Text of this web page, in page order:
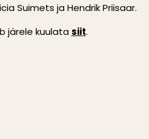
Suimets ja Hendrik Priisaar.
järele kuulata siit.